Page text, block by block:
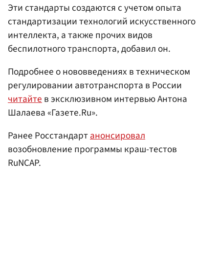
Эти стандарты создаются с учетом опыта
стандартизации технологий искусственного
интеллекта, а также прочих видов
беспилотного транспорта, добавил он.
Подробнее о нововведениях в техническом
регулировании автотранспорта в России
читайтев эксклюзивном интервью Антона
Шалаева «Газете.Ru».
Ранее Росстандартанонсировал
возобновление программы краш-тестов
RuNCAP.